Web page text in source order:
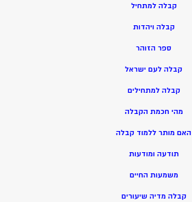
קבלה למתחיל
קבלה ויהדות
ספר הזוהר
קבלה לעם ישראל
קבלה למתחילים
מהי חכמת הקבלה
האם מותר ללמוד קבלה
תודעה ומודעות
משמעות החיים
קבלה מדיה שיעורים